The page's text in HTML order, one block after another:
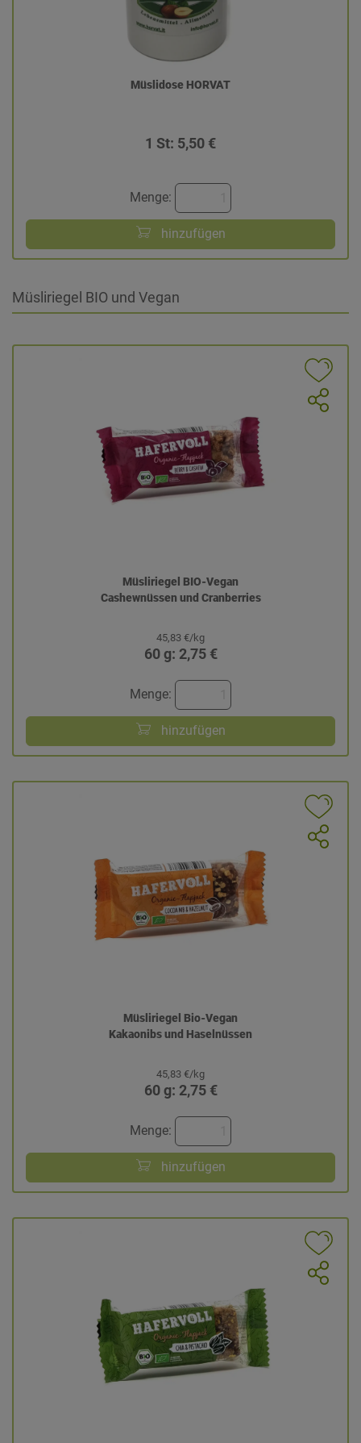
Müslidose HORVAT
1 St: 5,50 €
Menge:
hinzufügen
Müsliriegel BIO und Vegan
Müsliriegel BIO-Vegan
Cashewnüssen und Cranberries
45,83 €/kg
60 g: 2,75 €
Menge:
hinzufügen
Müsliriegel Bio-Vegan
Kakaonibs und Haselnüssen
45,83 €/kg
60 g: 2,75 €
Menge:
hinzufügen